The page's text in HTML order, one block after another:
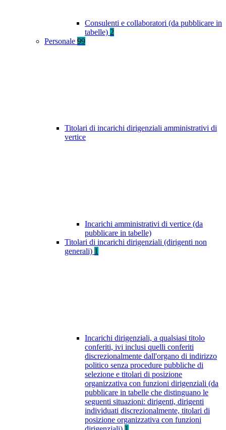
Consulenti e collaboratori (da pubblicare in
tabelle) 2
Personale 99
Titolari di incarichi dirigenziali amministrativi di
vertice
Incarichi amministrativi di vertice (da
pubblicare in tabelle)
Titolari di incarichi dirigenziali (dirigenti non
generali) 1
Incarichi dirigenziali, a qualsiasi titolo
conferiti, ivi inclusi quelli conferiti
discrezionalmente dall'organo di indirizzo
politico senza procedure pubbliche di
selezione e titolari di posizione
organizzativa con funzioni dirigenziali (da
pubblicare in tabelle che distinguano le
seguenti situazioni: dirigenti, dirigenti
individuati discrezionalmente, titolari di
posizione organizzativa con funzioni